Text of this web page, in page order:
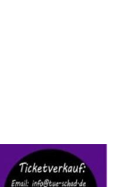
IM TALWEG“